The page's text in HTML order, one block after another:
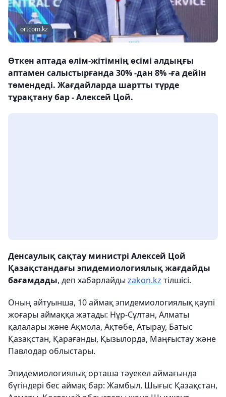
ortcom.kz
Өткен аптада өлім-жітімнің өсімі алдыңғы
аптамен салыстырғанда 30% -дан 8% -ға дейін
төмендеді. Жағдайларда шартты түрде
тұрақтану бар - Алексей Цой.
Денсаулық сақтау министрі Алексей Цой
Қазақстандағы эпидемиологиялық жағдайды
бағамдады, деп хабарлайды zakon.kz тілшісі.
Оның айтуынша, 10 аймақ эпидемиологиялық қаупі
жоғары аймаққа жатады: Нұр-Сұлтан, Алматы
қалалары және Ақмола, Ақтөбе, Атырау, Батыс
Қазақстан, Қарағанды, Қызылорда, Маңғыстау және
Павлодар облыстары.
Эпидемиологиялық орташа тәуекел аймағында
бүгіндері бес аймақ бар: Жамбыл, Шығыс Қазақстан,